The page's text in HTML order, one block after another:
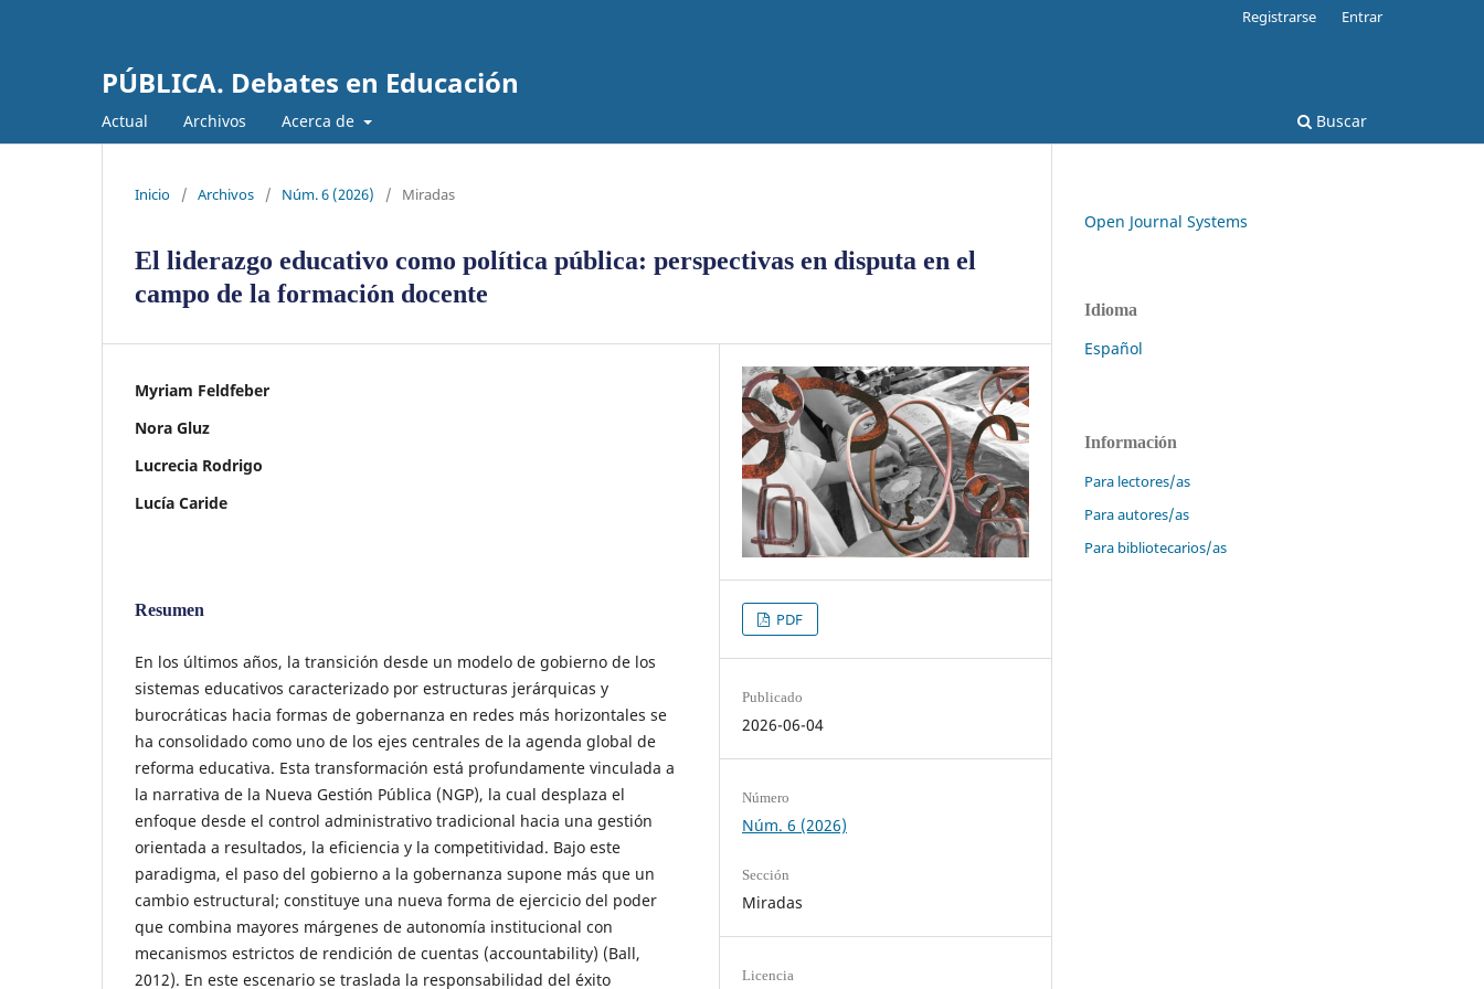
PÚBLICA. Debates en Educación
Actual Archivos Acerca de Buscar
Registrarse Entrar
Inicio / Archivos / Núm. 6 (2026) / Miradas
El liderazgo educativo como política pública: perspectivas en disputa en el
campo de la formación docente
Myriam Feldfeber
Nora Gluz
Lucrecia Rodrigo
Lucía Caride
Resumen
En los últimos años, la transición desde un modelo de gobierno de los
sistemas educativos caracterizado por estructuras jerárquicas y
burocráticas hacia formas de gobernanza en redes más horizontales se
ha consolidado como uno de los ejes centrales de la agenda global de
reforma educativa. Esta transformación está profundamente vinculada a
la narrativa de la Nueva Gestión Pública (NGP), la cual desplaza el
enfoque desde el control administrativo tradicional hacia una gestión
orientada a resultados, la eficiencia y la competitividad. Bajo este
paradigma, el paso del gobierno a la gobernanza supone más que un
cambio estructural; constituye una nueva forma de ejercicio del poder
que combina mayores márgenes de autonomía institucional con
mecanismos estrictos de rendición de cuentas (accountability) (Ball,
2012). En este escenario se traslada la responsabilidad del éxito
PDF
Publicado
2026-06-04
Número
Núm. 6 (2026)
Sección
Miradas
Licencia
Open Journal Systems
Idioma
Español
Información
Para lectores/as
Para autores/as
Para bibliotecarios/as